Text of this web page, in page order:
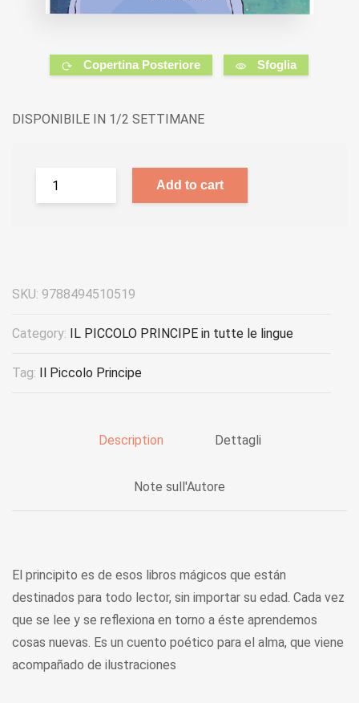
Copertina Posteriore Sfoglia
DISPONIBILE IN 1/2 SETTIMANE
Add to cart
SKU: 9788494510519
Category: IL PICCOLO PRINCIPE in tutte le lingue
Tag: Il Piccolo Principe
Description Dettagli
Note sull'Autore
El principito es de esos libros mágicos que están
destinados para todo lector, sin importar su edad. Cada vez
que se lee y se reflexiona en torno a éste aprendemos
cosas nuevas. Es un cuento poético para el alma, que viene
acompañado de ilustraciones